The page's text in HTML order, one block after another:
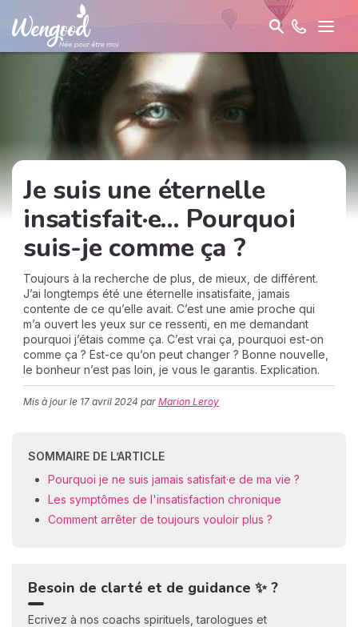
Je suis une éternelle
insatisfait·e… Pourquoi
suis-je comme ça ?
Toujours à la recherche de plus, de mieux, de différent.
J’ai longtemps été une éternelle insatisfaite, jamais
contente de ce qu’elle avait. C’est une amie proche qui
m’a ouvert les yeux sur ce ressenti, en me demandant
pourquoi j’étais comme ça. C’est vrai ça, pourquoi est-on
comme ça ? Est-ce qu’on peut changer ? Bonne nouvelle,
le bonheur n’est pas loin, je vous le garantis. Explication.
Mis à jour le 17 avril 2024 par Marion Leroy
SOMMAIRE DE L’ARTICLE
Pourquoi je ne suis jamais satisfait·e de ma vie ?
Les symptômes de l'insatisfaction chronique
Comment arrêter de toujours vouloir plus ?
Besoin de clarté et de guidance ✨ ?
Ecrivez à nos coachs spirituels, tarologues et